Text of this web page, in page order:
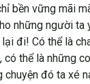
bền vững mãi
những người
đi! Có thể là
có thể là những
chuyện đó ta xé